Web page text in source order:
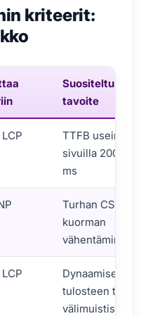
kriteerit:
Suositeltu
tavoite
TTFB
sivuilla
ms
Turhan CSS/
kuorman
vähentäminen
Dynaamisen
tulosteen
välimuistista